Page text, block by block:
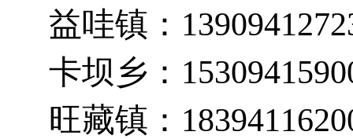
益哇镇：
卡坝乡：
旺藏镇：